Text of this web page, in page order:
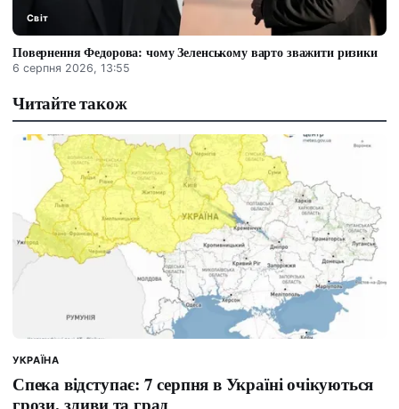
Світ
Повернення Федорова: чому Зеленському варто зважити ризики
6 серпня 2026, 13:55
Читайте також
УКРАЇНА
Спека відступає: 7 серпня в Україні очікуються
грози, зливи та град